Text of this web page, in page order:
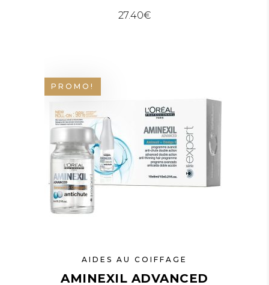
27.40€
PROMO!
AIDES AU COIFFAGE
AMINEXIL ADVANCED